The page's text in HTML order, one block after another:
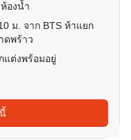
องน้ำ
ม. จาก BTS ห้าแยก
ดพร้าว
แต่งพร้อมอยู่